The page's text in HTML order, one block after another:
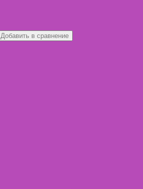
Добавить в сравнение